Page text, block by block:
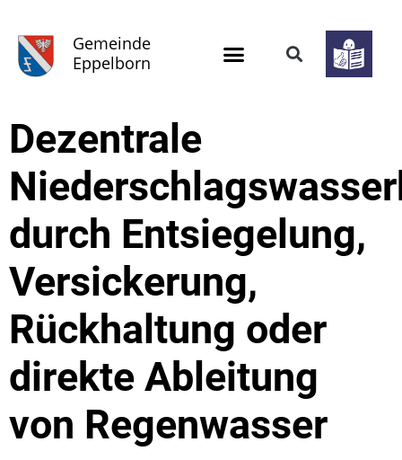
Gemeinde
Eppelborn
Dezentrale
durch Entsiegelung,
Versickerung,
Rückhaltung oder
direkte Ableitung
von Regenwasser